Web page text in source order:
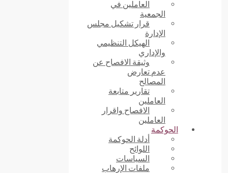
العاملين في
الجمعية
قرار تشكيل مجلس
الإدارة
الهيكل التنظيمي
والإداري
وثيقة الافصاح عن
عدم تعارض
المصالح
تقارير متابعة
العاملين
الافصاح واقرار
العاملين
الحوكمة
أدلة الحوكمة
اللوائح
السياسات
ملفات الإرهاب